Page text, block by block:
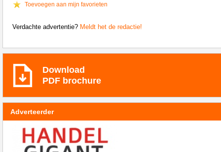
Toevoegen aan mijn favorieten
Verdachte advertentie? Meldt het de redactie!
Download
PDF brochure
Adverteerder